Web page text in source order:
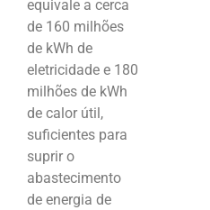
equivale a cerca
de 160 milhões
de kWh de
eletricidade e 180
milhões de kWh
de calor útil,
suficientes para
suprir o
abastecimento
de energia de